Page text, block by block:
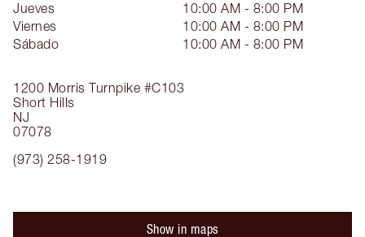
1200 Morris Turnpike #C103
Short Hills
NJ
07078
(973) 258-1919
Jueves
10:00 AM - 8:00 PM
Viernes
10:00 AM - 8:00 PM
Sábado
10:00 AM - 8:00 PM
Show in maps